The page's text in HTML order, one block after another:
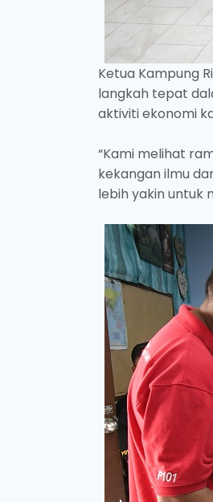
Ketua Kampung
langkah tepat
aktiviti ekonomi
“Kami melihat
kekangan ilmu
lebih yakin untuk